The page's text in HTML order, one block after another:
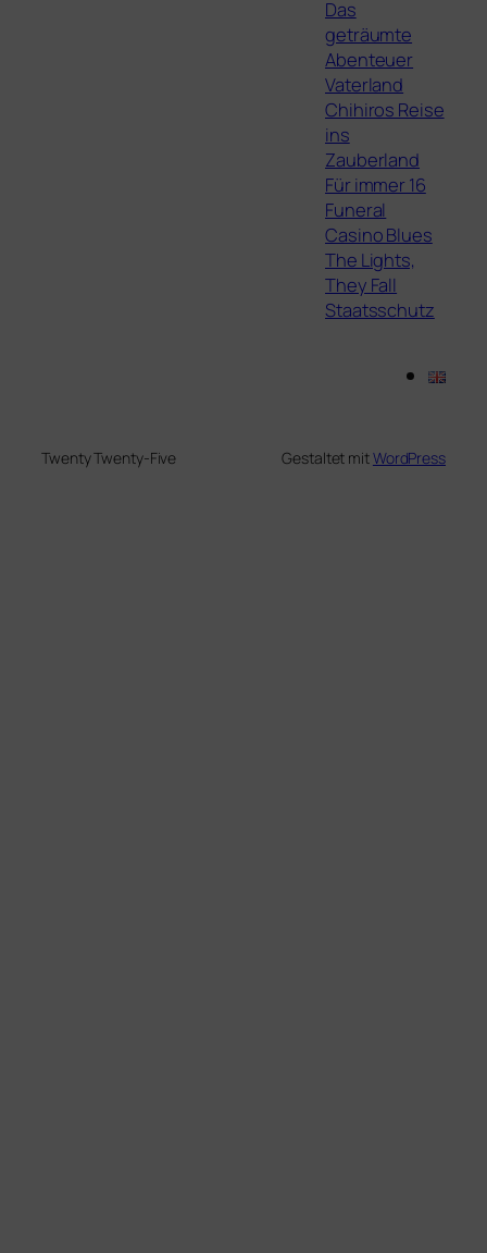
Das
geträumte
Abenteuer
Vaterland
Chihiros Reise
ins
Zauberland
Für immer 16
Funeral
Casino Blues
The Lights,
They Fall
Staatsschutz
Twenty Twenty-Five Gestaltet mitWordPress